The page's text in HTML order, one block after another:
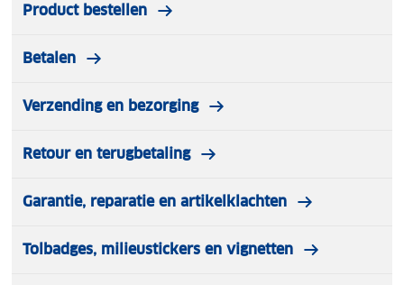
Product bestellen
Betalen
Verzending en bezorging
Retour en terugbetaling
Garantie, reparatie en artikelklachten
Tolbadges, milieustickers en vignetten